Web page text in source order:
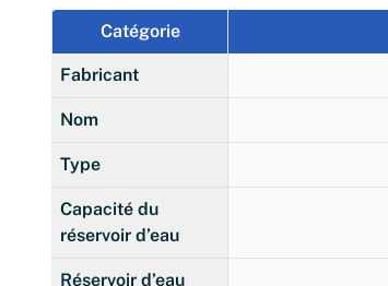
Catégorie
Fabricant
Nom
Type
Capacité du
réservoir d’eau
Réservoir d’eau